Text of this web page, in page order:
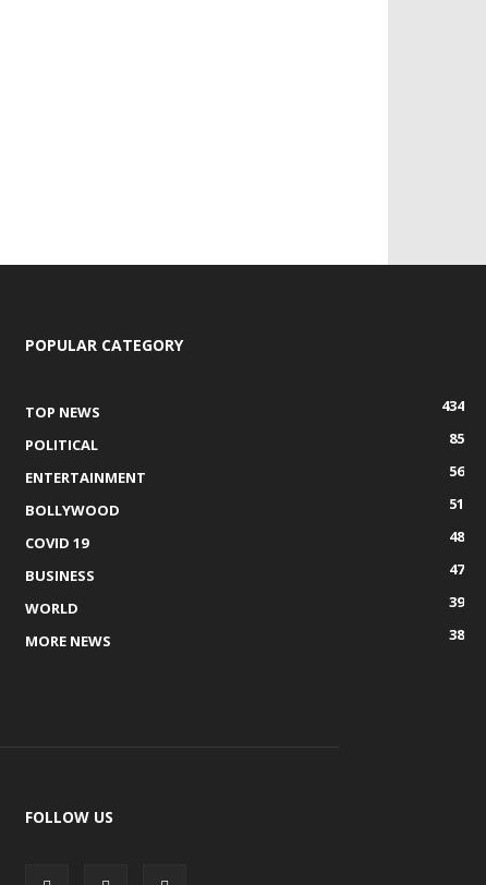
POPULAR CATEGORY
TOP NEWS
434
POLITICAL
85
ENTERTAINMENT
56
BOLLYWOOD
51
COVID 19
48
BUSINESS
47
WORLD
39
MORE NEWS
38
FOLLOW US